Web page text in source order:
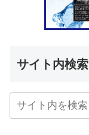
サイト内検索